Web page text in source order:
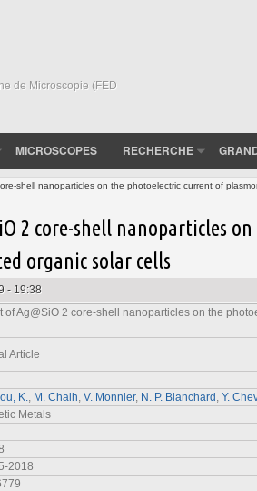
de Microscopie (FED
MICROSCOPES RECHERCHE
shell nanoparticles on the photoelectric current of
2 core-shell nanoparticles
organic solar cells
- 19:38
of Ag@SiO 2 core-shell nanoparticles on the
Article
K. M. Chalh V. Monnier, N. P. Blanchard Y.
Metals
2018